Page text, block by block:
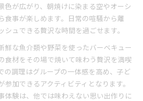
色が広がり、朝焼けに染まる空やオーシ
食事が楽しめます。日常の喧騒から離
ュできる贅沢な時間を過ごせます。
鮮な魚介類や野菜を使ったバーベキュー
食材をその場で焼いて味わう贅沢を満喫
の調理はグループの一体感を高め、子ど
加できるアクティビティとなります。
体験は、他では味わえない思い出作りに